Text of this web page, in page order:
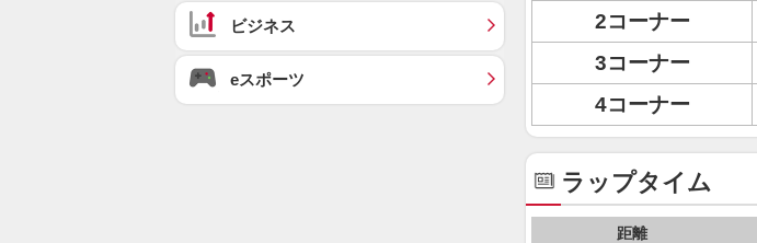
2コーナー
3コーナー
4コーナー
ラップタイム
距離
ビジネス
eスポーツ